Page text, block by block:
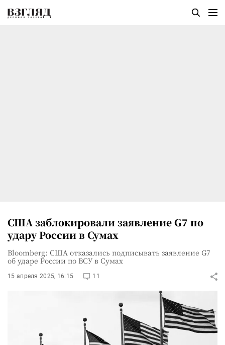
США заблокировали заявление G7 по
удару России в Сумах
Bloomberg: США отказались подписывать заявление G7
об ударе России по ВСУ в Сумах
15 апреля 2025, 16:15 11